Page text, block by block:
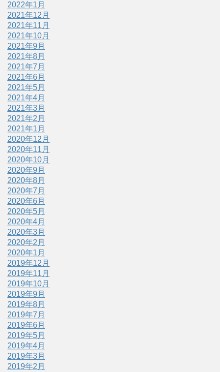
2022年1月
2021年12月
2021年11月
2021年10月
2021年9月
2021年8月
2021年7月
2021年6月
2021年5月
2021年4月
2021年3月
2021年2月
2021年1月
2020年12月
2020年11月
2020年10月
2020年9月
2020年8月
2020年7月
2020年6月
2020年5月
2020年4月
2020年3月
2020年2月
2020年1月
2019年12月
2019年11月
2019年10月
2019年9月
2019年8月
2019年7月
2019年6月
2019年5月
2019年4月
2019年3月
2019年2月